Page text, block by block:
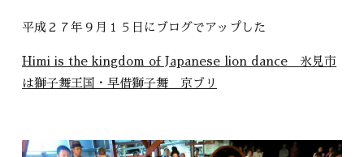
平成２７年９月１５日にブログでアップした
Himi is the kingdom of Japanese lion dance 氷見市
は獅子舞王国・早借獅子舞＿京ブリ